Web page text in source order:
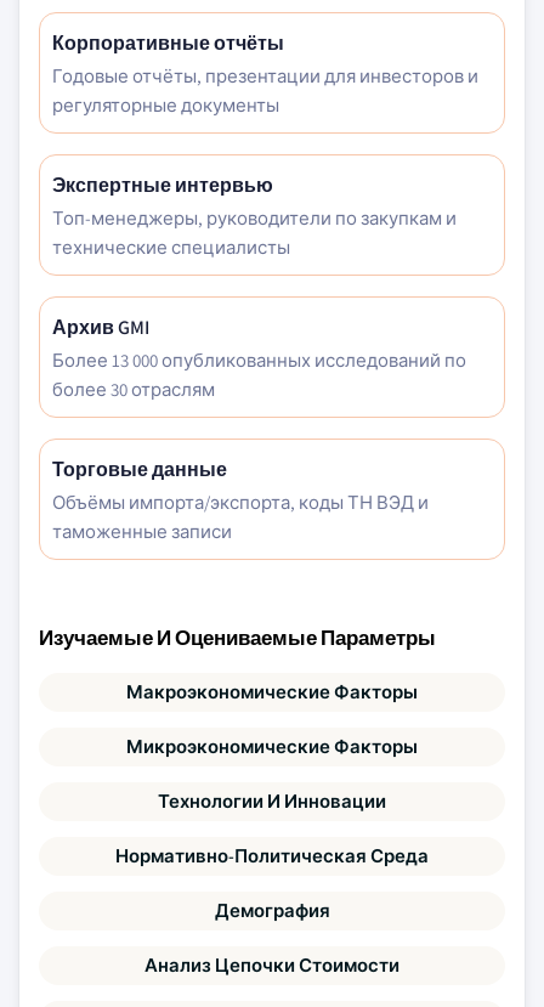
Корпоративные отчёты
Годовые отчёты, презентации для инвесторов и
регуляторные документы
Экспертные интервью
Топ-менеджеры, руководители по закупкам и
технические специалисты
Архив GMI
Более 13 000 опубликованных исследований по
более 30 отраслям
Торговые данные
Объёмы импорта/экспорта, коды ТН ВЭД и
таможенные записи
Изучаемые И Оцениваемые Параметры
Макроэкономические Факторы
Микроэкономические Факторы
Технологии И Инновации
Нормативно-Политическая Среда
Демография
Анализ Цепочки Стоимости